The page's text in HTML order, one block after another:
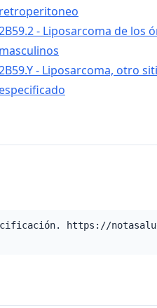
retroperitoneo
- Liposarcoma de los
masculinos
- Liposarcoma, otro
especificado
https://